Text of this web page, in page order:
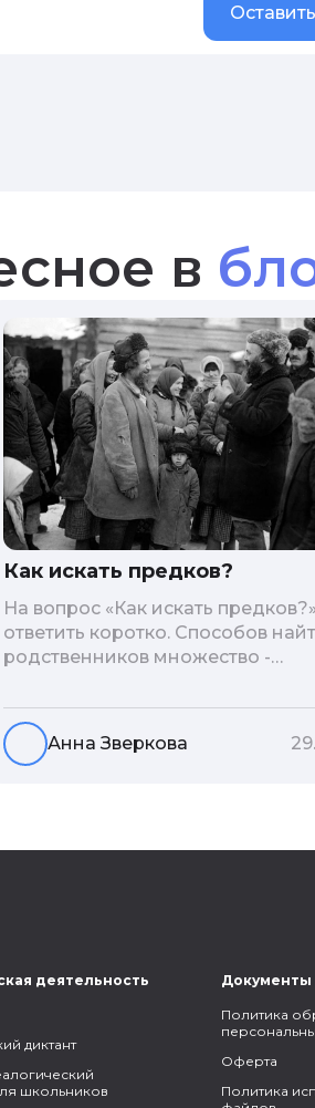
в
Как искать предков?
На вопрос «Как искать
ответить коротко. Способов
родственников множество -
социальные сети, ДНК-тесты,
базы. Именно поэтому мы
вас подборку лучших статей
Анна Зверкова
деятельность
диктант
школьников
Документы
Политика
Оферта
Политика